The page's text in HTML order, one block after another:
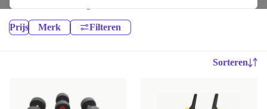
minimaal 12 maanden garantie.
Prijs Merk Filteren
Sorteren